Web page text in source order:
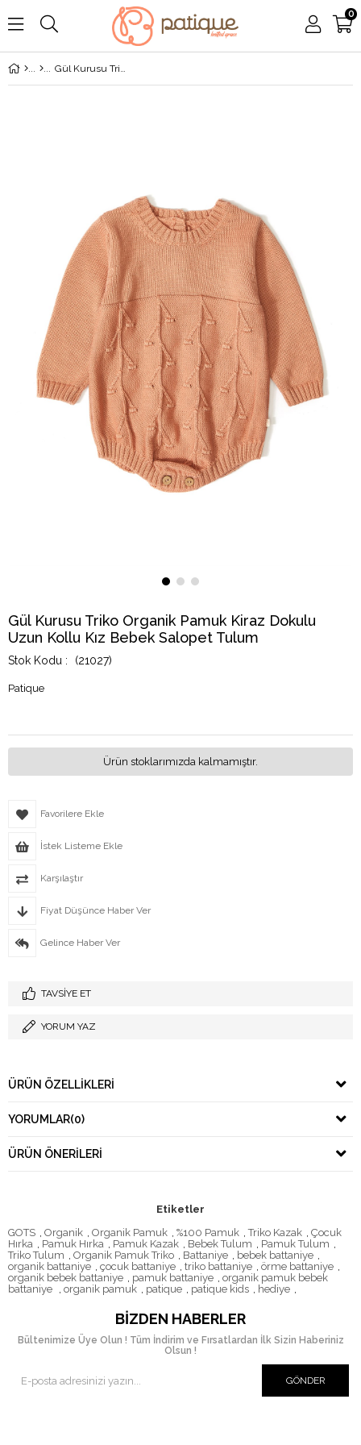
0
Gül Kurusu Triko Organik Pamuk Kiraz Dokulu Uzun Kollu Kız Bebek Salopet Tulum
Gül Kurusu Triko Organik Pamuk Kiraz Dokulu
Uzun Kollu Kız Bebek Salopet Tulum
(21027)
Patique
Ürün stoklarımızda kalmamıştır.
Favorilere Ekle
İstek Listeme Ekle
Karşılaştır
Fiyat Düşünce Haber Ver
Gelince Haber Ver
TAVSIYE ET
YORUM YAZ
ÜRÜN ÖZELLIKLERI
YORUMLAR(0)
ÜRÜN ÖNERILERI
Etiketler
GOTS , Organik , Organik Pamuk , %100 Pamuk , Triko Kazak , Çocuk
Hırka , Pamuk Hırka , Pamuk Kazak , Bebek Tulum , Pamuk Tulum ,
Triko Tulum , Organik Pamuk Triko , Battaniye , bebek battaniye ,
organik battaniye , çocuk battaniye , triko battaniye , örme battaniye ,
organik bebek battaniye , pamuk battaniye , organik pamuk bebek
battaniye , organik pamuk , patique , patique kids , hediye ,
BIZDEN HABERLER
Bültenimize Üye Olun ! Tüm İndirim ve Fırsatlardan İlk Sizin Haberiniz
Olsun !
GÖNDER